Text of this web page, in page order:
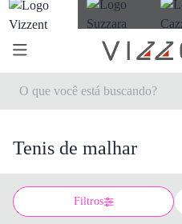
Tenis de malhar
Filtros
Sort by